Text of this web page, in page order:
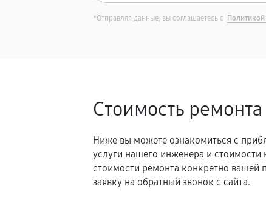
*Отправляя данные, вы соглашаетесь с
Стоимость
Ниже вы можете ознакомиться с
услуги нашего инженера и
стоимости ремонта конкретно
заявку на обратный звонок с сайта.